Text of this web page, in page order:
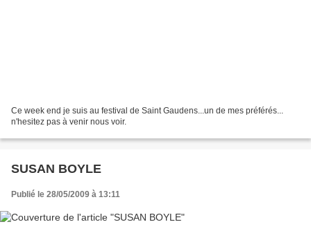
Ce week end je suis au festival de Saint Gaudens...un de mes préférés...
n'hesitez pas à venir nous voir.
SUSAN BOYLE
Publié le 28/05/2009 à 13:11